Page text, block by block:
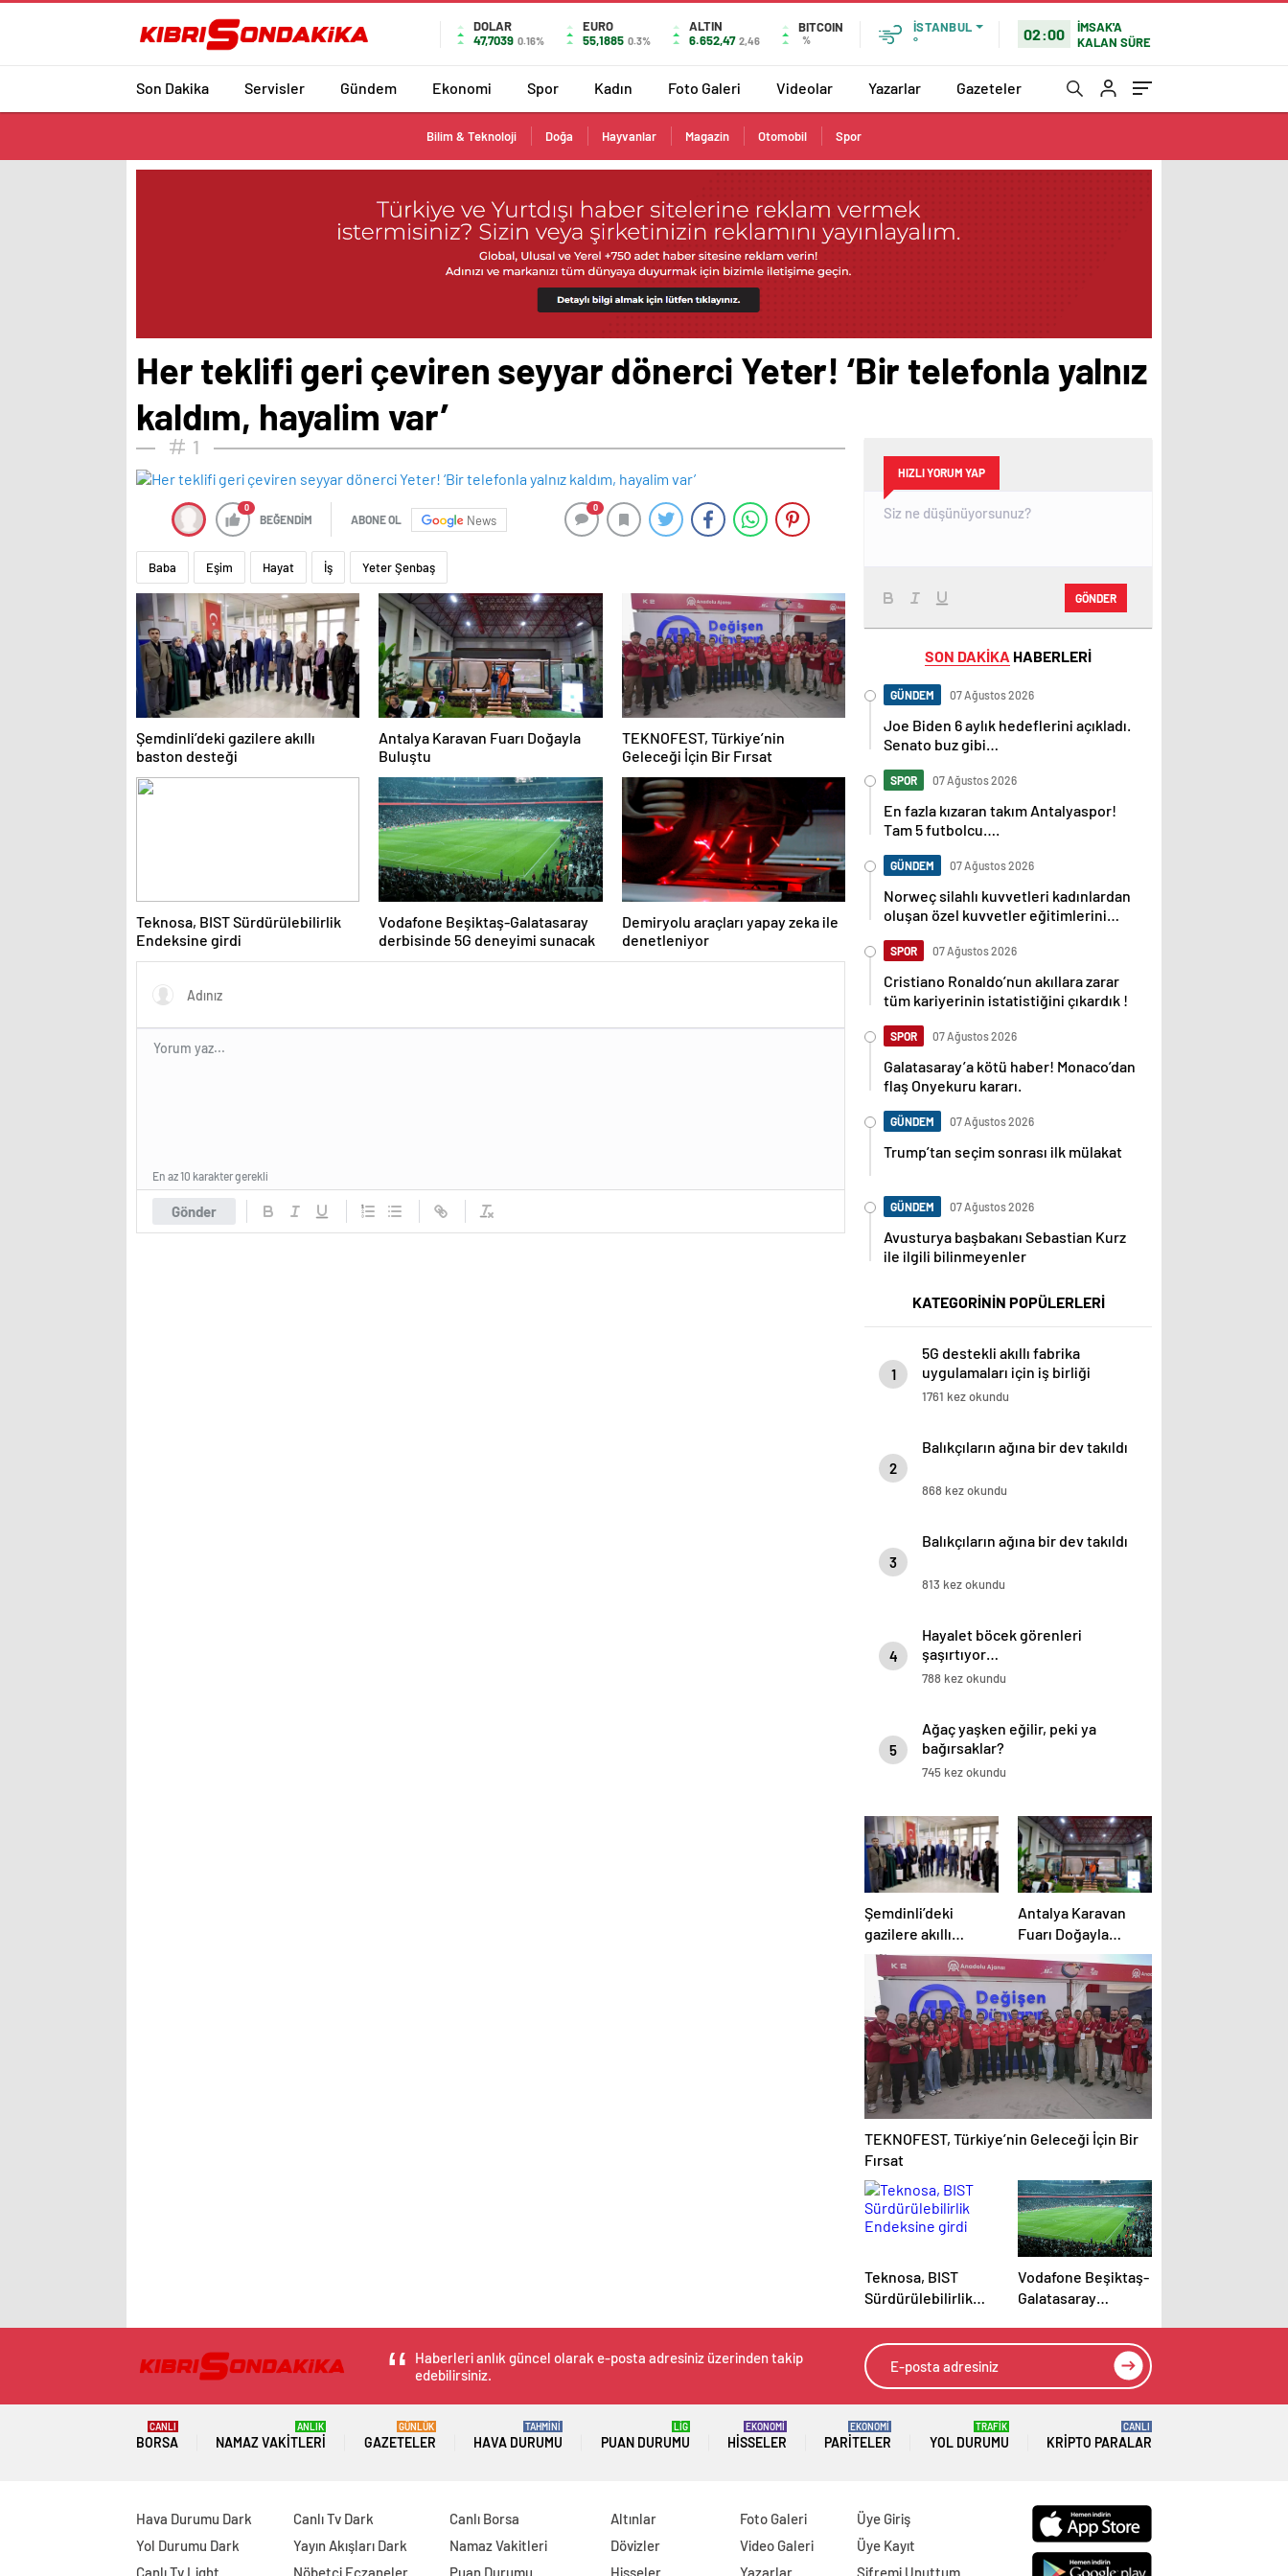
DOLAR
47,7039 0.16%
EURO
55,1885 0.3%
ALTIN
6.652,47 2,46
BITCOIN
%
İSTANBUL
°
02:00
İMSAK'A
KALAN SÜRE
Son Dakika Servisler Gündem Ekonomi Spor Kadın Foto Galeri Videolar Yazarlar Gazeteler
Bilim & Teknoloji Doğa Hayvanlar Magazin Otomobil Spor
Her teklifi geri çeviren seyyar dönerci Yeter! ‘Bir telefonla yalnız
kaldım, hayalim var’
1
0
BEĞENDİM ABONE OL News
0
Baba Eşim Hayat İş Yeter Şenbaş
Şemdinli’deki gazilere akıllı
baston desteği
Antalya Karavan Fuarı Doğayla
Buluştu
TEKNOFEST, Türkiye’nin
Geleceği İçin Bir Fırsat
Teknosa, BIST Sürdürülebilirlik
Endeksine girdi
Vodafone Beşiktaş-Galatasaray
derbisinde 5G deneyimi sunacak
Demiryolu araçları yapay zeka ile
denetleniyor
Gönder
En az 10 karakter gerekli
HIZLI YORUM YAP
GÖNDER
SON DAKİKA HABERLERİ
GÜNDEM 07 Ağustos 2026
Joe Biden 6 aylık hedeflerini açıkladı.
Senato buz gibi…
SPOR 07 Ağustos 2026
En fazla kızaran takım Antalyaspor!
Tam 5 futbolcu….
GÜNDEM 07 Ağustos 2026
Norweç silahlı kuvvetleri kadınlardan
oluşan özel kuvvetler eğitimlerini
SPOR 07 Ağustos 2026
Cristiano Ronaldo’nun akıllara zarar
tüm kariyerinin istatistiğini çıkardık !
SPOR 07 Ağustos 2026
Galatasaray’a kötü haber! Monaco’dan
flaş Onyekuru kararı.
GÜNDEM 07 Ağustos 2026
Trump’tan seçim sonrası ilk mülakat
GÜNDEM 07 Ağustos 2026
Avusturya başbakanı Sebastian Kurz
ile ilgili bilinmeyenler
KATEGORİNİN POPÜLERLERİ
1
5G destekli akıllı fabrika
uygulamaları için iş birliği
1761 kez okundu
2
Balıkçıların ağına bir dev takıldı
868 kez okundu
3
Balıkçıların ağına bir dev takıldı
813 kez okundu
4
Hayalet böcek görenleri
şaşırtıyor…
788 kez okundu
5
Ağaç yaşken eğilir, peki ya
bağırsaklar?
745 kez okundu
Şemdinli’deki
gazilere akıllı
baston desteği
Antalya Karavan
Fuarı Doğayla
Buluştu
TEKNOFEST, Türkiye’nin Geleceği İçin Bir
Fırsat
Teknosa, BIST
Sürdürülebilirlik
Vodafone Beşiktaş-
Galatasaray
deneyimi sunacak
Haberleri anlık güncel olarak e-posta adresiniz üzerinden takip
edebilirsiniz.
BORSA
CANLI
NAMAZ VAKITLERI
ANLIK
GAZETELER
GÜNLÜK
HAVA DURUMU
TAHMİNİ
PUAN DURUMU
LİG
HISSELER
EKONOMİ
PARITELER
EKONOMİ
YOL DURUMU
TRAFİK
KRIPTO PARALAR
CANLI
Hava Durumu Dark
Yol Durumu Dark
Canlı Tv Light
Canlı Tv Dark
Yayın Akışları Dark
Nöbetçi Eczaneler
Canlı Borsa
Namaz Vakitleri
Puan Durumu
Altınlar
Dövizler
Hisseler
Foto Galeri
Video Galeri
Yazarlar
Üye Giriş
Üye Kayıt
Şifremi Unuttum